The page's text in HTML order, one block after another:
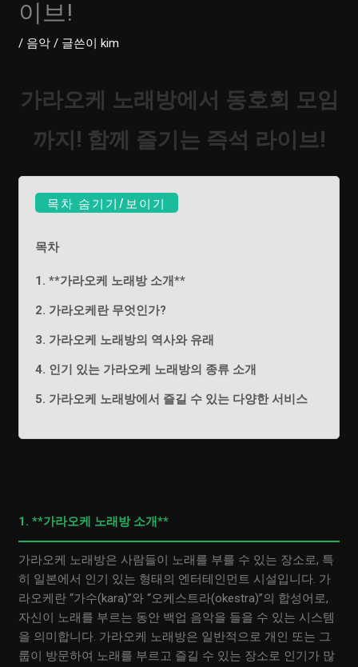
이브!
/ 음악 / 글쓴이kim
가라오케 노래방에서 동호회 모임
까지! 함께 즐기는 즉석 라이브!
목차 숨기기/보이기
목차
1. **가라오케 노래방 소개**
2. 가라오케란 무엇인가?
3. 가라오케 노래방의 역사와 유래
4. 인기 있는 가라오케 노래방의 종류 소개
5. 가라오케 노래방에서 즐길 수 있는 다양한 서비스
1. **가라오케 노래방 소개**
가라오케 노래방은 사람들이 노래를 부를 수 있는 장소로, 특
히 일본에서 인기 있는 형태의 엔터테인먼트 시설입니다. 가
라오케란 “가수(kara)”와 “오케스트라(okestra)”의 합성어로,
자신이 노래를 부르는 동안 백업 음악을 들을 수 있는 시스템
을 의미합니다. 가라오케 노래방은 일반적으로 개인 또는 그
룹이 방문하여 노래를 부르고 즐길 수 있는 장소로 인기가 많